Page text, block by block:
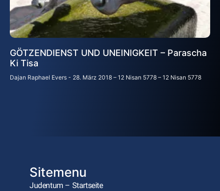
GÖTZENDIENST UND UNEINIGKEIT – Parascha
Ki Tisa
Dajan Raphael Evers 28. März 2018 – 12 Nisan 5778 – 12 Nisan 5778
Sitemenu
Judentum – Startseite